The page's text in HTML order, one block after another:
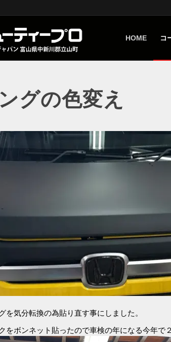
HOME コ
グの色変え
を気分転換の為貼り直す事にしました。
をボンネット貼ったので車検の年になる今年で